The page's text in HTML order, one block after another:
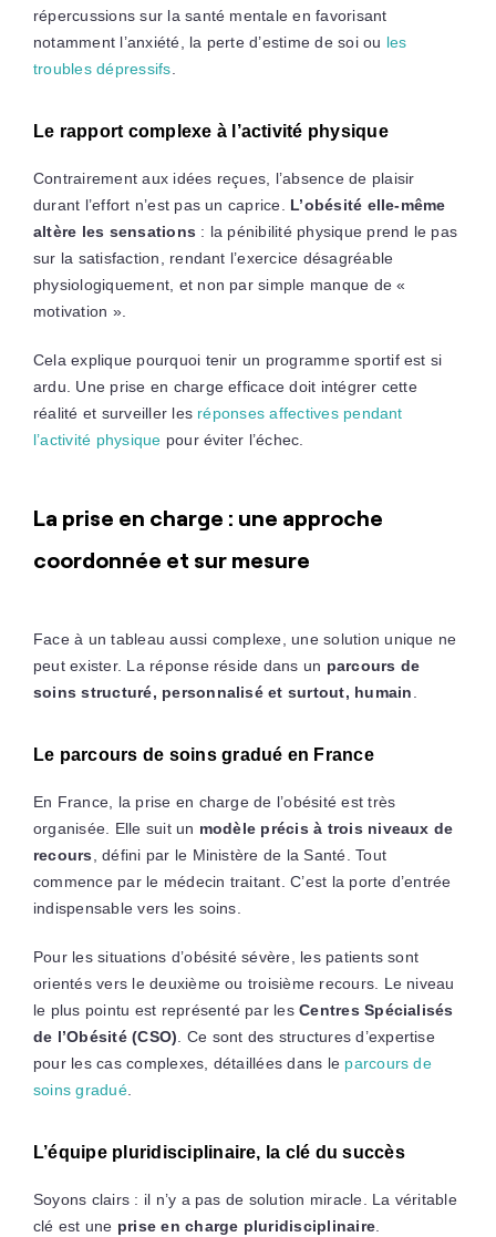
répercussions sur la santé mentale en favorisant
notamment l’anxiété, la perte d’estime de soi ou les
troubles dépressifs
Le rapport complexe à l’activité physique
Contrairement aux idées reçues, l’absence de plaisir
durant l’effort n’est pas un caprice. L’obésité elle-même
altère les sensations : la pénibilité physique prend le pas
sur la satisfaction, rendant l’exercice désagréable
physiologiquement, et non par simple manque de «
motivation ».
Cela explique pourquoi tenir un programme sportif est si
ardu. Une prise en charge efficace doit intégrer cette
réalité et surveiller les réponses affectives pendant
l’activité physique pour éviter l’échec.
La prise en charge : une approche
coordonnée et sur mesure
Face à un tableau aussi complexe, une solution unique ne
peut exister. La réponse réside dans un parcours de
soins structuré, personnalisé et surtout, humain
Le parcours de soins gradué en France
En France, la prise en charge de l’obésité est très
organisée. Elle suit un modèle précis à trois niveaux de
recours
, défini par le Ministère de la Santé. Tout
commence par le médecin traitant. C’est la porte d’entrée
indispensable vers les soins.
Pour les situations d’obésité sévère, les patients sont
orientés vers le deuxième ou troisième recours. Le niveau
le plus pointu est représenté par lesCentres Spécialisés
de l’Obésité (CSO) . Ce sont des structures d’expertise
pour les cas complexes, détaillées dans le parcours de
soins gradué.
L’équipe pluridisciplinaire, la clé du succès
Soyons clairs : il n’y a pas de solution miracle. La véritable
clé est une prise en charge pluridisciplinaire